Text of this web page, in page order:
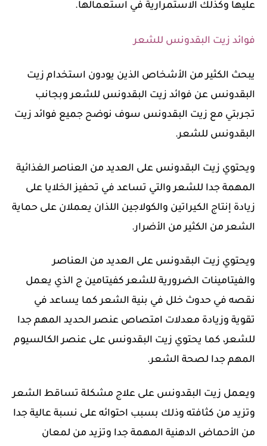
عليها وكذلك الاستمرارية في استعمالها.
فوائد زيت البقدونس للشعر
يبحث الكثير من الأشخاص الذين يودون استخدام زيت
البقدونس عن فوائد زيت البقدونس للشعر وبجانب
تجربتي مع زيت البقدونس سوف نوضح جميع فوائد زيت
البقدونس للشعر.
ويحتوي زيت البقدونس على العديد من العناصر الغذائية
المهمة جدا للشعر والتي تساعد في تحفيز الخلايا على
زيادة إنتاج الكيراتين والكولاجين اللذان يعملان على حماية
الشعر من الكثير من الأضرار.
ويحتوي زيت البقدونس على العديد من العناصر
والفيتامينات الضرورية للشعر كفيتامين ج الذي يعمل
نقصه في حدوث خلل في بنية الشعر كما يساعد في
تقوية وزيادة معدلات امتصاص عنصر الحديد المهم جدا
للشعر، كما يحتوي زيت البقدونس على عنصر الكالسيوم
المهم جدا لصحة الشعر.
ويعمل زيت البقدونس على علاج مشكلة تساقط الشعر
وتزيد من كثافته وذلك بسبب احتوائه على نسبة عالية جدا
من الأحماض الدهنية المهمة جدا وتزيد من لمعان